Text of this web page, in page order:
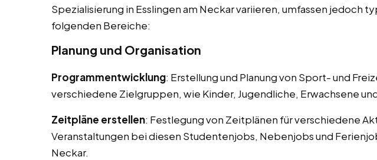
Spezialisierung in Esslingen am Neckar variieren, umfassen jedoch
folgenden Bereiche:
Planung und Organisation
Programmentwicklung: Erstellung und Planung von Sport- und
verschiedene Zielgruppen, wie Kinder, Jugendliche, Erwachsene
Zeitpläne erstellen: Festlegung von Zeitplänen für verschiedene
Veranstaltungen bei diesen Studentenjobs, Nebenjobs und
Neckar.